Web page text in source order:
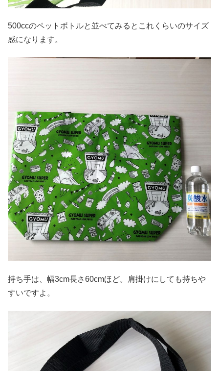
500ccのペットボトルと並べてみるとこれくらいのサイズ
感になります。
持ち手は、幅3cm長さ60cmほど。肩掛けにしても持ちや
すいですよ。